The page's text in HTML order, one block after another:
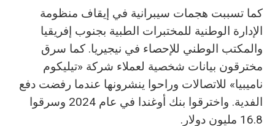
كما تسببت هجمات سيبرانية في إيقاف منظومة
الإدارة الوطنية للمختبرات الطبية بجنوب إفريقيا
والمكتب الوطني للإحصاء في نيجيريا. كما سرق
مخترقون بيانات شخصية لعملاء شركة «تيليكوم
ناميبيا» للاتصالات وراحوا ينشرونها عندما رفضت دفع
الفدية. واخترقوا بنك أوغندا في عام 2024 وسرقوا
16.8 مليون دولار.